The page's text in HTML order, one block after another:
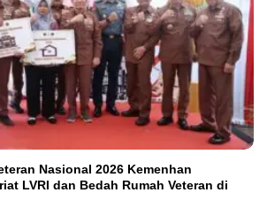
Nasional 2026 Kemenhan
LVRI dan Bedah Rumah Veteran di